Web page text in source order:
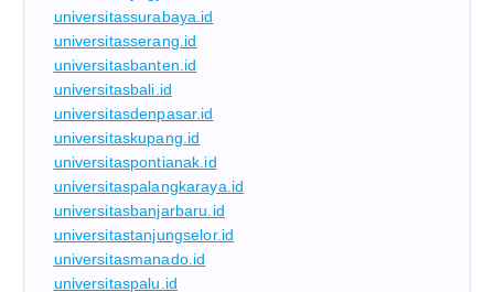
universitassurabaya.id
universitasserang.id
universitasbanten.id
universitasbali.id
universitasdenpasar.id
universitaskupang.id
universitaspontianak.id
universitaspalangkaraya.id
universitasbanjarbaru.id
universitastanjungselor.id
universitasmanado.id
universitaspalu.id